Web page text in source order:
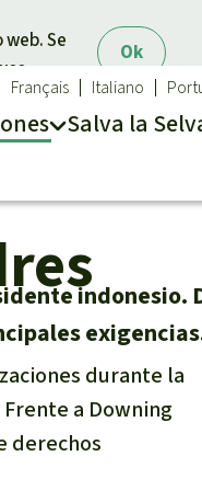
Ok
Se
Salva la
Acerca de Salva la
40 años Salva la
En los Medios
Transparencia
Contacto
Français Italiano
indonesio.
durante la
a Downing
derechos